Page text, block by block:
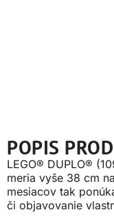
POPIS
LEGO® DUPLO®
meria vyše 38 cm
mesiacov tak
či objavovanie